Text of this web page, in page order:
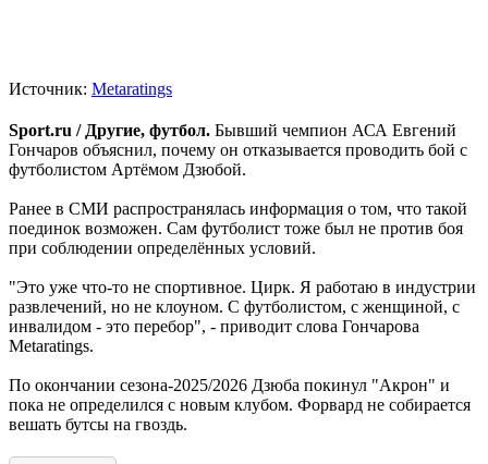
Источник: Metaratings
Sport.ru / Другие, футбол. Бывший чемпион АСА Евгений
Гончаров объяснил, почему он отказывается проводить бой с
футболистом Артёмом Дзюбой.
Ранее в СМИ распространялась информация о том, что такой
поединок возможен. Сам футболист тоже был не против боя
при соблюдении определённых условий.
"Это уже что-то не спортивное. Цирк. Я работаю в индустрии
развлечений, но не клоуном. С футболистом, с женщиной, с
инвалидом - это перебор", - приводит слова Гончарова
Metaratings.
По окончании сезона-2025/2026 Дзюба покинул "Акрон" и
пока не определился с новым клубом. Форвард не собирается
вешать бутсы на гвоздь.